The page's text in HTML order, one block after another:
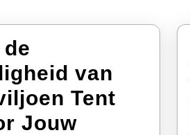
van
Tent
Jouw